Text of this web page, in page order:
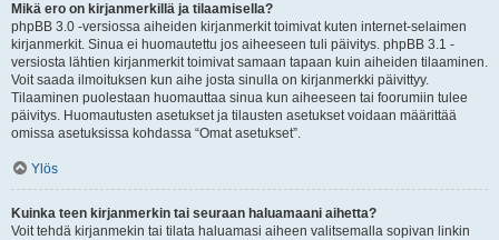
Mikä ero on kirjanmerkillä ja tilaamisella?
phpBB 3.0 -versiossa aiheiden kirjanmerkit toimivat kuten internet-selaimen
kirjanmerkit. Sinua ei huomautettu jos aiheeseen tuli päivitys. phpBB 3.1 -
versiosta lähtien kirjanmerkit toimivat samaan tapaan kuin aiheiden tilaaminen.
Voit saada ilmoituksen kun aihe josta sinulla on kirjanmerkki päivittyy.
Tilaaminen puolestaan huomauttaa sinua kun aiheeseen tai foorumiin tulee
päivitys. Huomautusten asetukset ja tilausten asetukset voidaan määrittää
omissa asetuksissa kohdassa “Omat asetukset”.
Ylös
Kuinka teen kirjanmerkin tai seuraan haluamaani aihetta?
Voit tehdä kirjanmekin tai tilata haluamasi aiheen valitsemalla sopivan linkin